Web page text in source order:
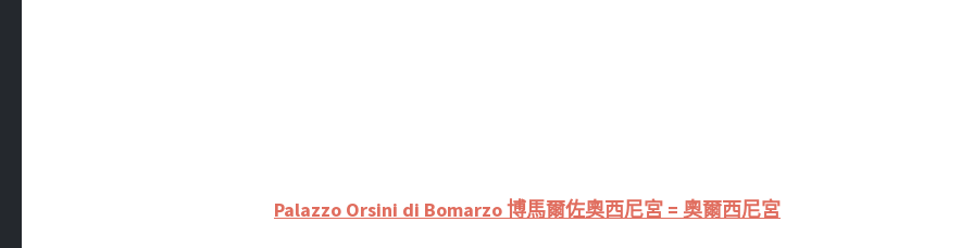
Palazzo Orsini di Bomarzo 博馬爾佐奧西尼宮 = 奧爾西尼宮